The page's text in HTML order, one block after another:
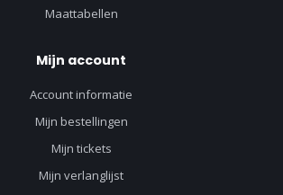
Maattabellen
Mijn account
Account informatie
Mijn bestellingen
Mijn tickets
Mijn verlanglijst